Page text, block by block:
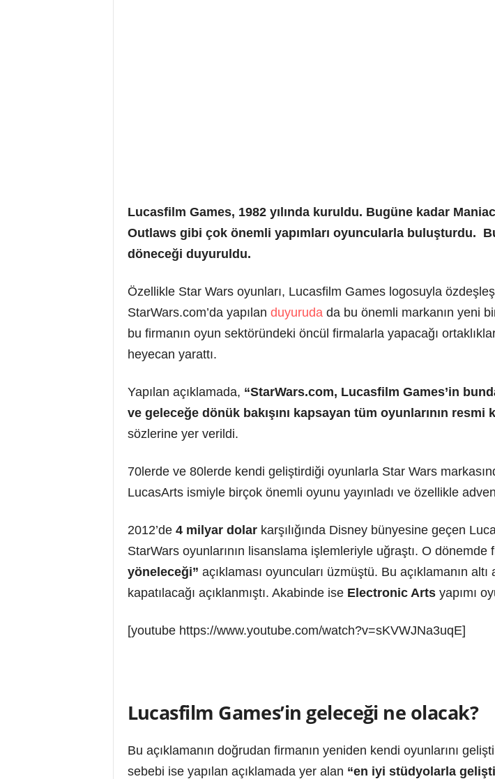
Lucasfilm Games, 1982 yılında kuruldu. Bugüne kadar
Outlaws gibi çok önemli yapımları oyuncularla buluşturdu.
döneceği duyuruldu.
Özellikle Star Wars oyunları, Lucasfilm Games logosuyla
StarWars.com’da yapılan duyurudada bu önemli markanın yeni
bu firmanın oyun sektöründeki öncül firmalarla yapacağı
heyecan yarattı.
Yapılan açıklamada, “StarWars.com, Lucasfilm Games’in
ve geleceğe dönük bakışını kapsayan tüm oyunlarının
sözlerine yer verildi.
70lerde ve 80lerde kendi geliştirdiği oyunlarla Star Wars
LucasArts ismiyle birçok önemli oyunu yayınladı ve özellikle
2012’de4 milyar dolarkarşılığında Disney bünyesine geçen
StarWars oyunlarının lisanslama işlemleriyle uğraştı. O dönemde
yöneleceği” açıklaması oyuncuları üzmüştü. Bu açıklamanın
kapatılacağı açıklanmıştı. Akabinde ise Electronic Artsyapımı
[youtube https://www.youtube.com/watch?v=sKVWJNa3uqE]
Lucasfilm Games’in geleceği ne olacak?
Bu açıklamanın doğrudan firmanın yeniden kendi oyunlarını
sebebi ise yapılan açıklamada yer alan “en iyi stüdyolarla